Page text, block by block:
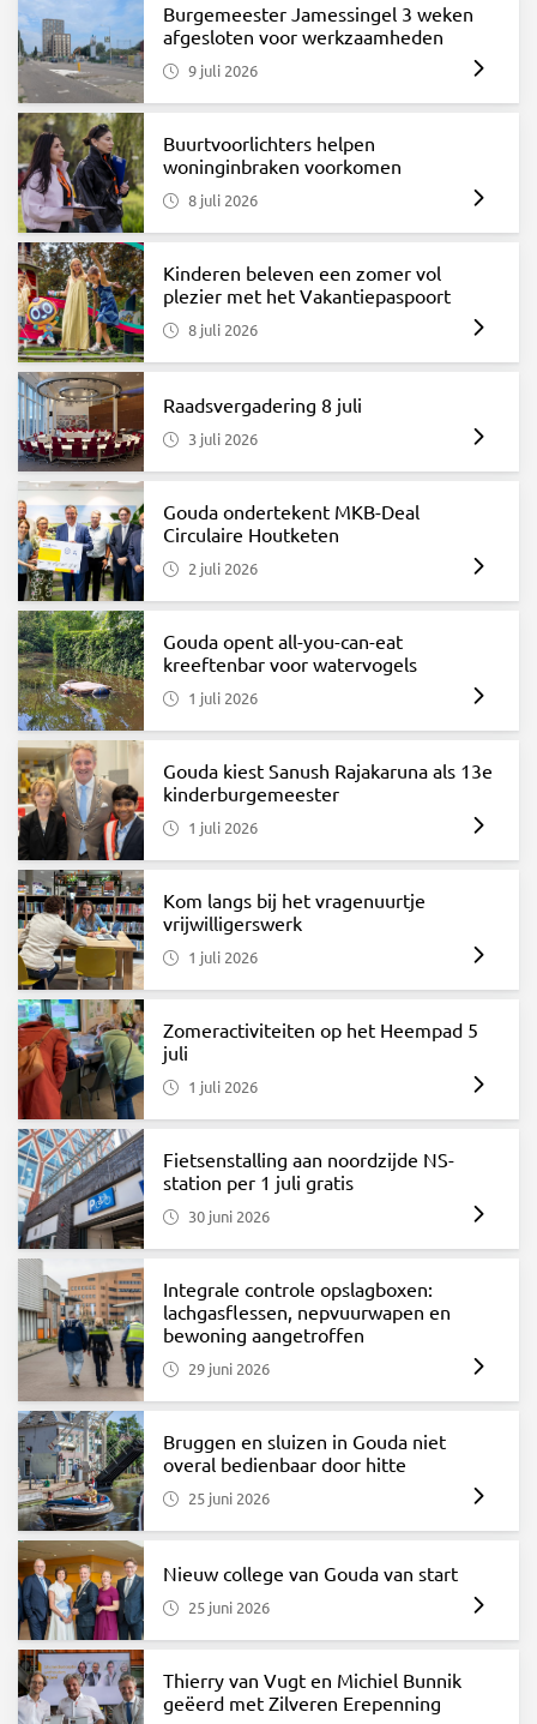
Burgemeester Jamessingel 3 weken
afgesloten voor werkzaamheden
9 juli 2026
Buurtvoorlichters helpen
woninginbraken voorkomen
8 juli 2026
Kinderen beleven een zomer vol
plezier met het Vakantiepaspoort
8 juli 2026
Raadsvergadering 8 juli
3 juli 2026
Gouda ondertekent MKB-Deal
Circulaire Houtketen
2 juli 2026
Gouda opent all-you-can-eat
kreeftenbar voor watervogels
1 juli 2026
Gouda kiest Sanush Rajakaruna als 13e
kinderburgemeester
1 juli 2026
Kom langs bij het vragenuurtje
vrijwilligerswerk
1 juli 2026
Zomeractiviteiten op het Heempad 5
juli
1 juli 2026
Fietsenstalling aan noordzijde NS-
station per 1 juli gratis
30 juni 2026
Integrale controle opslagboxen:
lachgasflessen, nepvuurwapen en
bewoning aangetroffen
29 juni 2026
Bruggen en sluizen in Gouda niet
overal bedienbaar door hitte
25 juni 2026
Nieuw college van Gouda van start
25 juni 2026
Thierry van Vugt en Michiel Bunnik
geëerd met Zilveren Erepenning